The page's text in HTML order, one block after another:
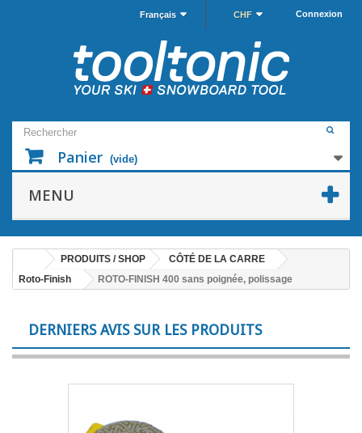
Connexion
CHF
Français
Panier (vide)
MENU
PRODUITS / SHOP
CÔTÉ DE LA CARRE
Roto-Finish
ROTO-FINISH 400 sans poignée, polissage
DERNIERS AVIS SUR LES PRODUITS